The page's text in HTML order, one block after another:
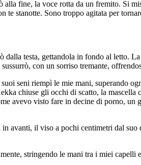
fine, la voce rotta da un fremito. Si
te stanotte. Sono troppo agitata per
testa, gettandola in fondo al letto.
con un sorriso tremante,
seni riempì le mie mani, superando
chiuse gli occhi di scatto, la mascella
avevo visto fare in decine di porno, un
avanti, il viso a pochi centimetri dal suo
stringendo le mani tra i miei capelli